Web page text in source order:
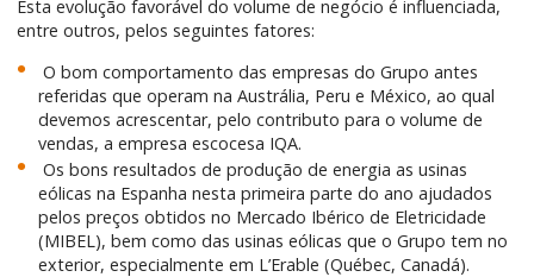
Esta evolução favorável do volume de negócio é influenciada,
entre outros, pelos seguintes fatores:
O bom comportamento das empresas do Grupo antes
referidas que operam na Austrália, Peru e México, ao qual
devemos acrescentar, pelo contributo para o volume de
vendas, a empresa escocesa IQA.
Os bons resultados de produção de energia as usinas
eólicas na Espanha nesta primeira parte do ano ajudados
pelos preços obtidos no Mercado Ibérico de Eletricidade
(MIBEL), bem como das usinas eólicas que o Grupo tem no
exterior, especialmente em L’Erable (Québec, Canadá).